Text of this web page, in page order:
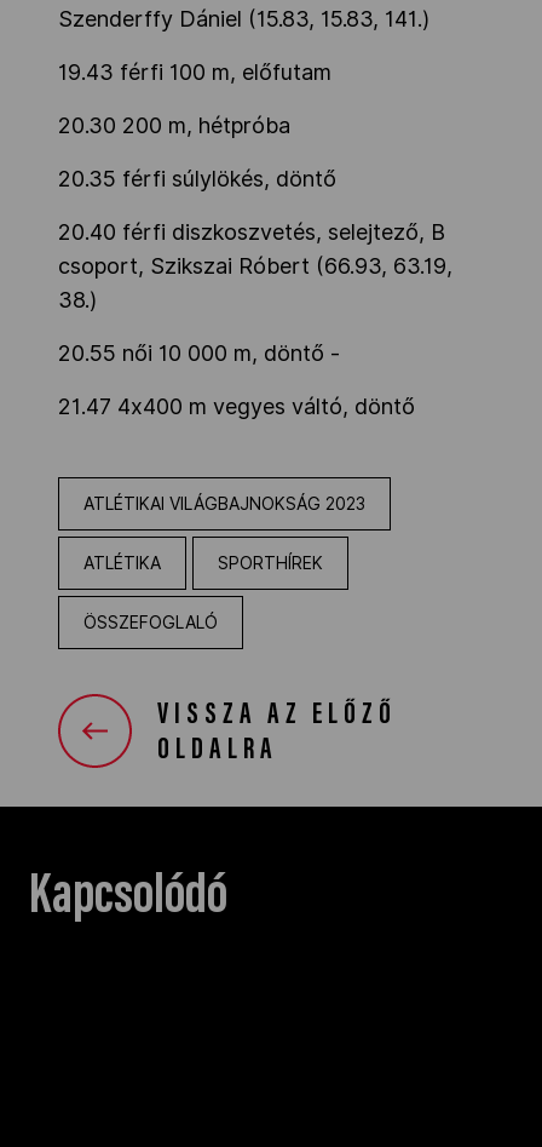
Szenderffy Dániel (15.83, 15.83, 141.)
19.43 férfi 100 m, előfutam
20.30 200 m, hétpróba
20.35 férfi súlylökés, döntő
20.40 férfi diszkoszvetés, selejtező, B
csoport, Szikszai Róbert (66.93, 63.19,
38.)
20.55 női 10 000 m, döntő -
21.47 4x400 m vegyes váltó, döntő
ATLÉTIKAI VILÁGBAJNOKSÁG 2023
ATLÉTIKA SPORTHÍREK
ÖSSZEFOGLALÓ
VISSZA AZ ELŐZŐ
OLDALRA
Kapcsolódó